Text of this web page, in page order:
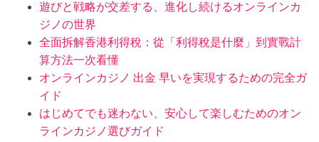
遊びと戦略が交差する、進化し続けるオンラインカ
ジノの世界
全面拆解香港利得稅：從「利得稅是什麼」到實戰計
算方法一次看懂
オンラインカジノ 出金 早いを実現するための完全ガ
イド
はじめてでも迷わない、安心して楽しむためのオン
ラインカジノ選びガイド